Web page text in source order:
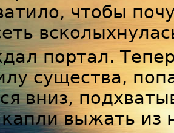
чтобы
портал.
существа,
вниз,
выжать из